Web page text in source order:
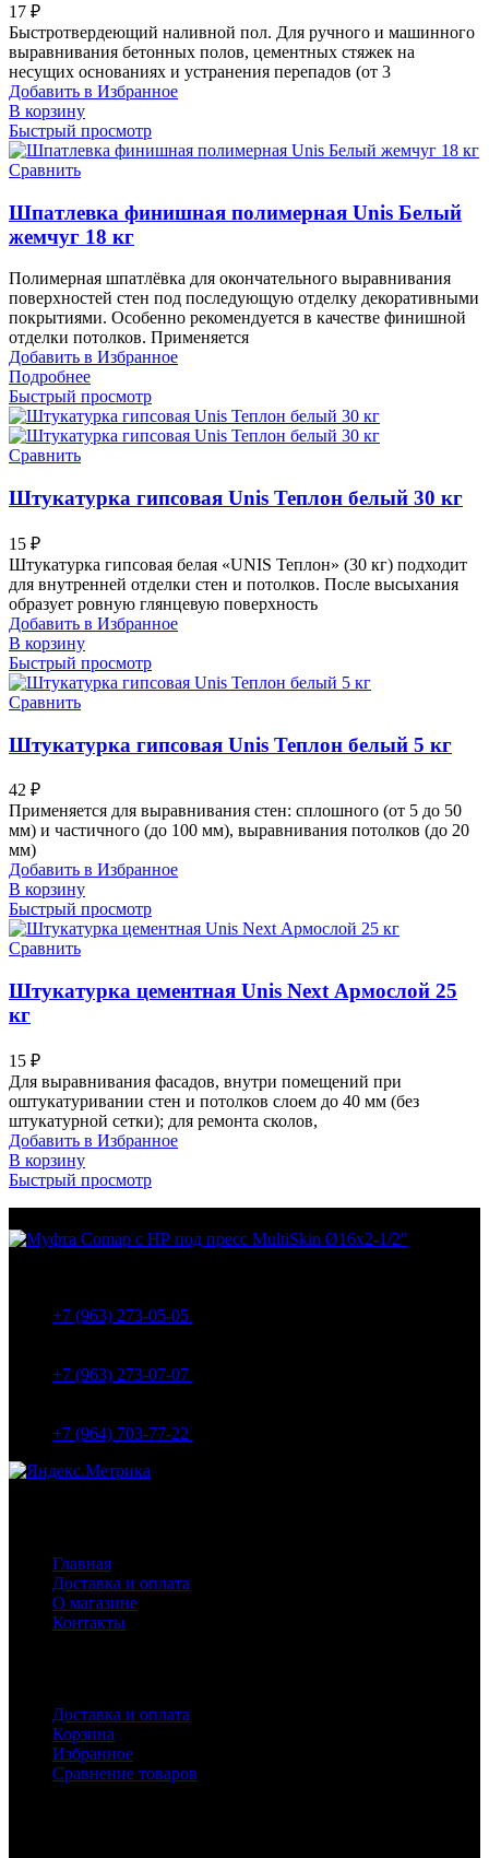
17 ₽
Быстротвердеющий наливной пол. Для ручного и машинного
выравнивания бетонных полов, цементных стяжек на
несущих основаниях и устранения перепадов (от 3
Добавить в Избранное
В корзину
Быстрый просмотр
Сравнить
Шпатлевка финишная полимерная Unis Белый
жемчуг 18 кг
Полимерная шпатлёвка для окончательного выравнивания
поверхностей стен под последующую отделку декоративными
покрытиями. Особенно рекомендуется в качестве финишной
отделки потолков. Применяется
Добавить в Избранное
Подробнее
Быстрый просмотр
Сравнить
Штукатурка гипсовая Unis Теплон белый 30 кг
15 ₽
Штукатурка гипсовая белая «UNIS Теплон» (30 кг) подходит
для внутренней отделки стен и потолков. После высыхания
образует ровную глянцевую поверхность
Добавить в Избранное
В корзину
Быстрый просмотр
Сравнить
Штукатурка гипсовая Unis Теплон белый 5 кг
42 ₽
Применяется для выравнивания стен: сплошного (от 5 до 50
мм) и частичного (до 100 мм), выравнивания потолков (до 20
мм)
Добавить в Избранное
В корзину
Быстрый просмотр
Сравнить
Штукатурка цементная Unis Next Армослой 25
кг
15 ₽
Для выравнивания фасадов, внутри помещений при
оштукатуривании стен и потолков слоем до 40 мм (без
штукатурной сетки); для ремонта сколов,
Добавить в Избранное
В корзину
Быстрый просмотр
+7 (963) 273-05-05
+7 (963) 273-07-07
+7 (964) 703-77-22
Главная
Доставка и оплата
О магазине
Контакты
Доставка и оплата
Корзина
Избранное
Сравнение товаров